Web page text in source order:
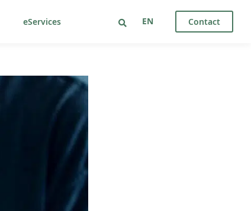
eServices EN Contact